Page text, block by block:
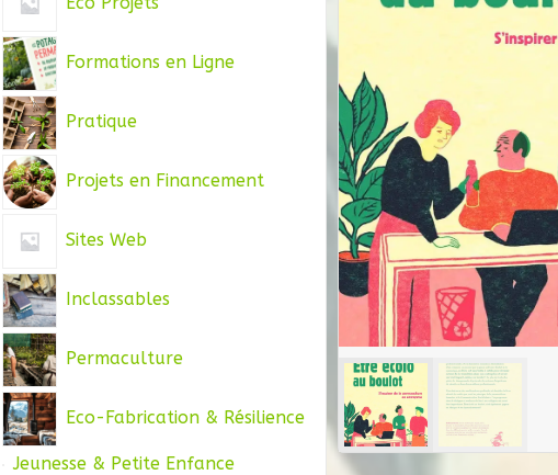
Formations en Ligne
Pratique
Projets en Financement
Sites Web
Inclassables
Permaculture
Eco-Fabrication & Résilience
Jeunesse & Petite Enfance